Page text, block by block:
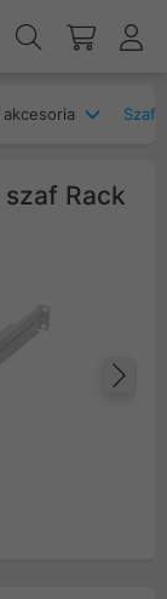
Rack